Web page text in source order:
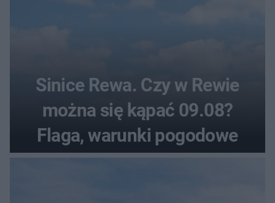
Sinice Rewa. Czy w Rewie
można się kąpać 09.08?
Flaga, warunki pogodowe